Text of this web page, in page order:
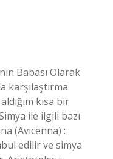
Babası Olarak
karşılaştırma
kısa bir
ile ilgili bazı
(Avicenna) :
edilir ve simya